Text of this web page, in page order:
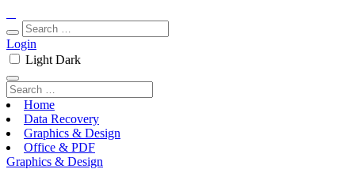
Login
Light Dark
Home
Data Recovery
Graphics & Design
Office & PDF
Graphics & Design